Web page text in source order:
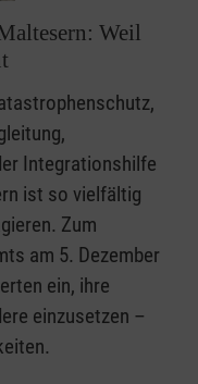
Weil
Integrationshilfe
ist so vielfältig
Zum
am 5. Dezember
ein, ihre
einzusetzen –